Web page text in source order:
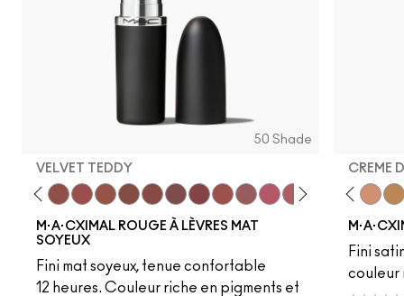
50 Shade
VELVET TEDDY
Mull It To The Max
Warm Teddy
WhirlSoarTwig Twist
M·A·CXIMAL ROUGE À LÈVRES MAT
SOYEUX
Fini mat soyeux, tenue confortable
12 heures. Couleur riche en pigments et
CREME
Fini
couleur